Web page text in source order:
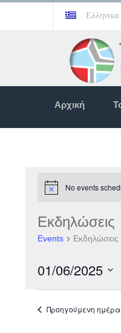
Ελληνικα
Αρχική
No events
Εκδηλώσεις
Events Εκδηλώσεις
01/06/2025
Προηγούμενη ημέρα